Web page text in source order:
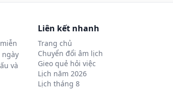
ngày
và
Liên kết nhanh
Trang chủ
Chuyển đổi âm lịch
Gieo quẻ hỏi việc
Lịch năm 2026
Lịch tháng 8